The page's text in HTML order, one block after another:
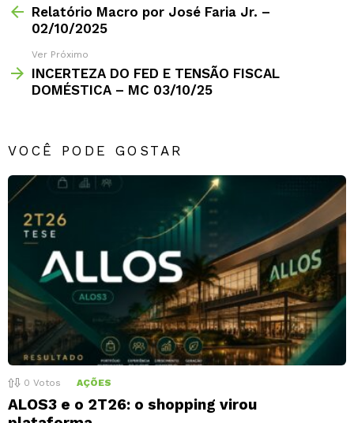
Relatório Macro por José Faria Jr. –
02/10/2025
Ver Próximo
INCERTEZA DO FED E TENSÃO FISCAL
DOMÉSTICA – MC 03/10/25
VOCÊ PODE GOSTAR
0 Votos AÇÕES
ALOS3 e o 2T26: o shopping virou